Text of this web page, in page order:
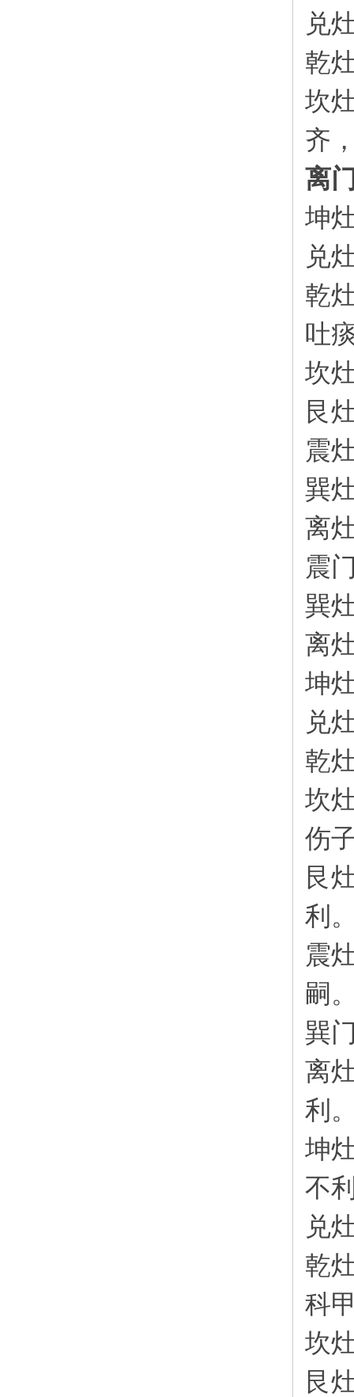
兑
乾
坎
齐
离
坤
兑
乾
吐
坎
艮
震
巽
离
震
巽
离
坤
兑
乾
坎
伤
艮
利
震
嗣
巽
离
利
坤
不
兑
乾
科
坎
艮